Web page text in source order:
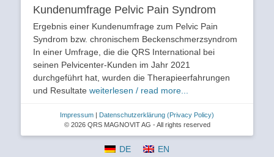
Kundenumfrage Pelvic Pain Syndrom
Ergebnis einer Kundenumfrage zum Pelvic Pain
Syndrom bzw. chronischem Beckenschmerzsyndrom
In einer Umfrage, die die QRS International bei
seinen Pelvicenter-Kunden im Jahr 2021
durchgeführt hat, wurden die Therapieerfahrungen
und Resultate weiterlesen / read more...
Impressum Datenschutzerklärung (Privacy Policy)
© 2026 QRS MAGNOVIT AG - All rights reserved
DE EN